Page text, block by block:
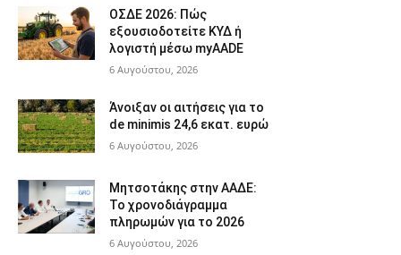
ΟΣΔΕ 2026: Πώς
εξουσιοδοτείτε ΚΥΔ ή
λογιστή μέσω myAADE
6 Αυγούστου, 2026
Άνοιξαν οι αιτήσεις για το
de minimis 24,6 εκατ. ευρώ
6 Αυγούστου, 2026
Μητσοτάκης στην ΑΑΔΕ:
Το χρονοδιάγραμμα
πληρωμών για το 2026
6 Αυγούστου, 2026